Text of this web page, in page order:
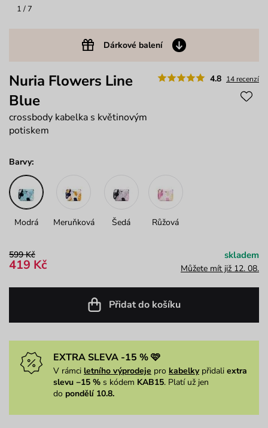
1 / 7
Dárkové balení
4.8 14 recenzí
Nuria Flowers Line
Blue
crossbody kabelka s květinovým
potiskem
Barvy:
Modrá Meruňková Šedá Růžová
599 Kč
419 Kč
skladem
Můžete mít již 12. 08.
Přidat do košíku
EXTRA SLEVA -15 % 🩷
V rámci letního výprodeje pro kabelkypřidali extra
slevu −15 % s kódem KAB15. Platí už jen
do pondělí 10.8.